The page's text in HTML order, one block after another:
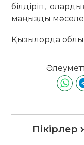
білдіріп,
маңызды мәселе
Қызылорда
Пікірлер